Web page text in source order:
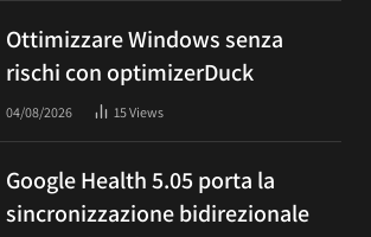
Ottimizzare Windows senza
rischi con optimizerDuck
04/08/2026 15Views
Google Health 5.05 porta la
sincronizzazione bidirezionale